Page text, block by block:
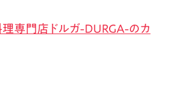
理専門店ドルガ-DURGA-のカ